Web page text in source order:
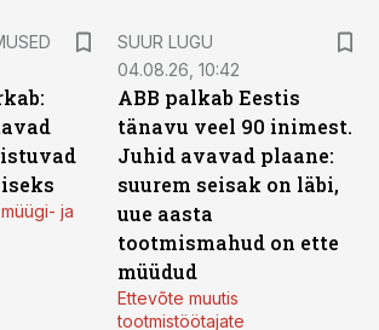
ja
SUUR LUGU
04.08.26, 10:42
ABB palkab Eestis
tänavu veel 90 inimest.
Juhid avavad plaane:
suurem seisak on läbi,
uue aasta
tootmismahud on ette
müüdud
Ettevõte muutis
tootmistöötajate